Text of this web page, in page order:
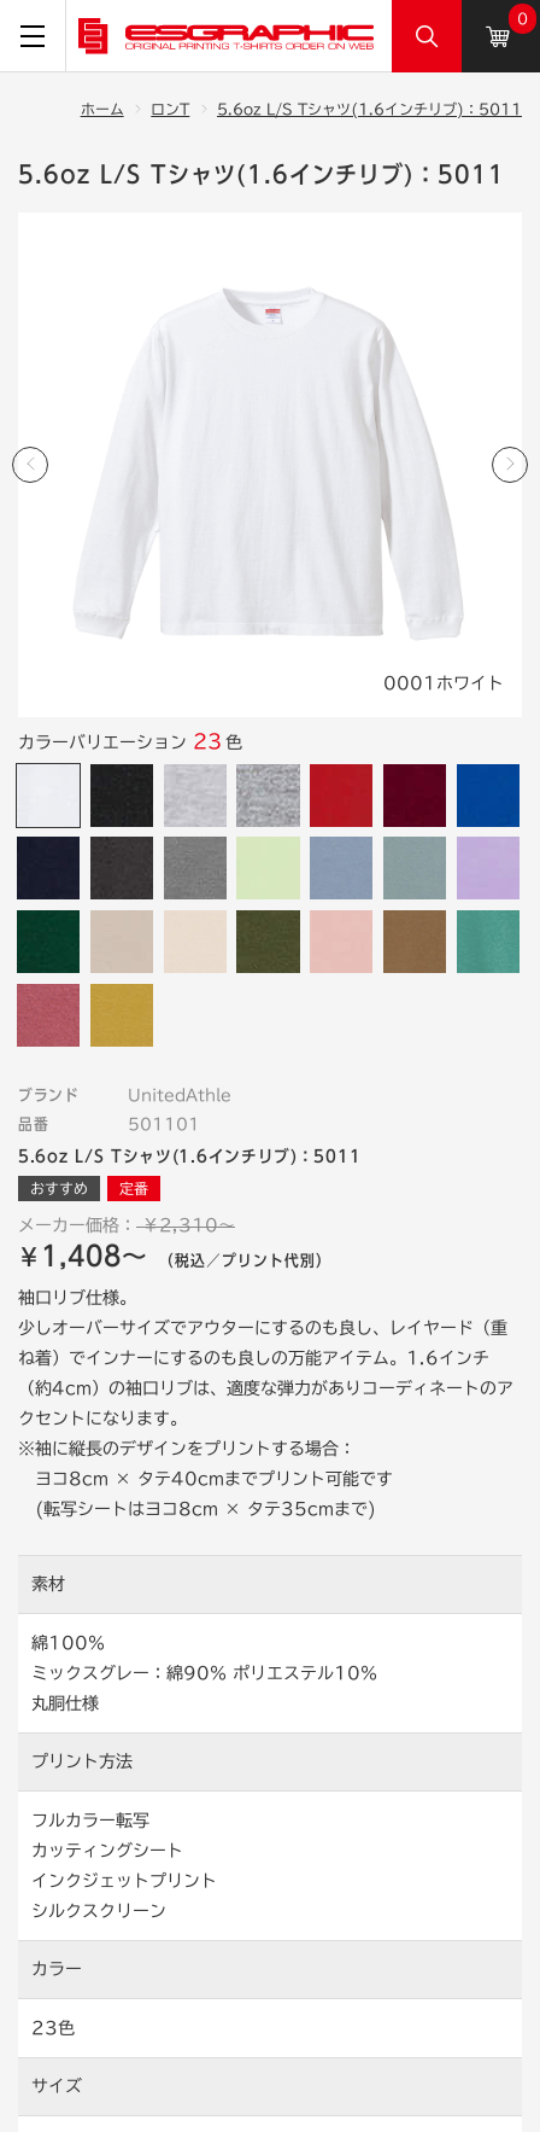
0
ホーム ロンT 5.6oz L/S Tシャツ(1.6インチリブ)：5011
5.6oz L/S Tシャツ(1.6インチリブ)：5011
0001ホワイト
カラーバリエーション 23 色
ブランド
UnitedAthle
品番
501101
5.6oz L/S Tシャツ(1.6インチリブ)：5011
おすすめ 定番
メーカー価格： ￥2,310～
￥ 1,408～ （税込／プリント代別）
袖口リブ仕様。
少しオーバーサイズでアウターにするのも良し、レイヤード（重
ね着）でインナーにするのも良しの万能アイテム。1.6インチ
（約4cm）の袖口リブは、適度な弾力がありコーディネートのア
クセントになります。
※袖に縦長のデザインをプリントする場合：
ヨコ8cm × タテ40cmまでプリント可能です
(転写シートはヨコ8cm × タテ35cmまで)
素材
綿100％
ミックスグレー：綿90％ ポリエステル10％
丸胴仕様
プリント方法
フルカラー転写
カッティングシート
インクジェットプリント
シルクスクリーン
カラー
23色
サイズ